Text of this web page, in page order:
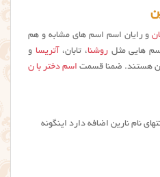
و رایان اسم اسم های مشابه و هم
هایی مثلروشنا، تابان، آتریسا و
هستند. ضمنا قسمت اسم دختر با ن
نام نارین اضافه دارد اینگونه